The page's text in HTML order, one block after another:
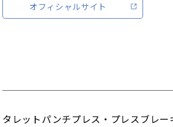
オフィシャルサイト
タレットパンチプレス・プレスブレ